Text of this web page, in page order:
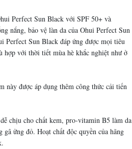
Perfect Sun Black với SPF 50+ và
nắng, bảo vệ làn da của Ohui Perfect Sun
Perfect Sun Black đáp ứng được mọi tiêu
hợp với thời tiết mùa hè khắc nghiệt như ở
này được áp dụng thêm công thức cải tiến
chịu cho chất kem, pro-vitamin B5 làm da
ửng đỏ. Hoạt chất độc quyền của hãng